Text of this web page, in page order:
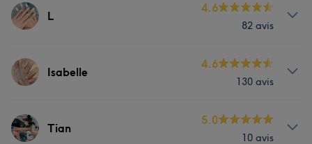
L
4.6
82 avis
Prestations
Isabelle
4.6
130 avis
Prestations
Tian
5.0
10 avis